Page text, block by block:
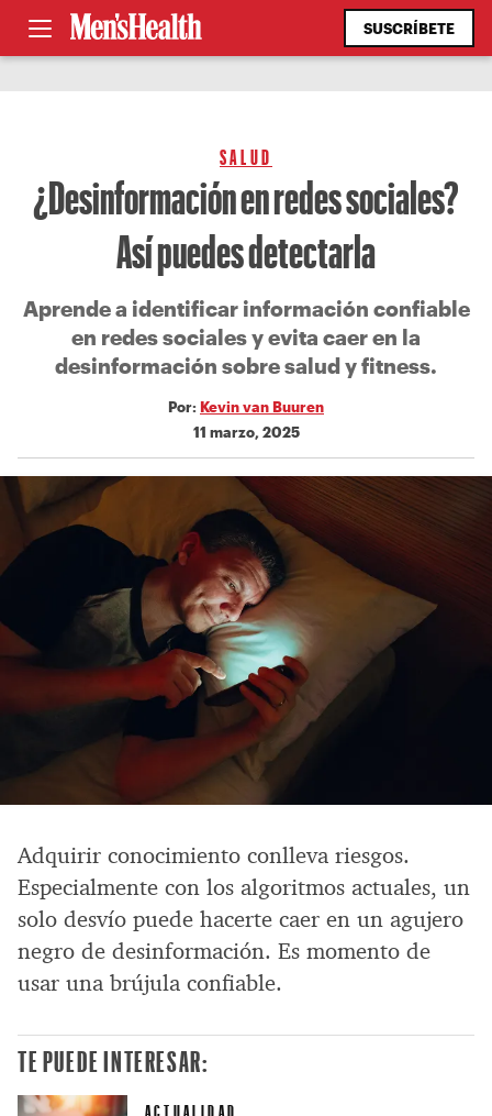
SUSCRÍBETE
SALUD
¿Desinformación en redes sociales?
Así puedes detectarla
Aprende a identificar información confiable
en redes sociales y evita caer en la
desinformación sobre salud y fitness.
Por: Kevin van Buuren
11 marzo, 2025
Adquirir conocimiento conlleva riesgos.
Especialmente con los algoritmos actuales, un
solo desvío puede hacerte caer en un agujero
negro de desinformación. Es momento de
usar una brújula confiable.
TE PUEDE INTERESAR:
ACTUALIDAD